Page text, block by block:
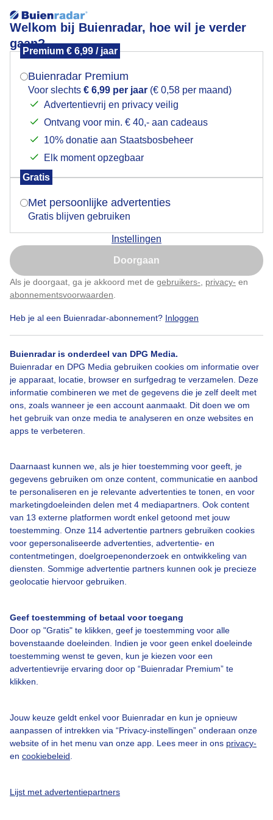
Welkom bij Buienradar, hoe wil je verder
gaan?
Premium € 6,99 / jaar
Buienradar Premium
Voor slechts € 6,99 per jaar (€ 0,58 per maand)
Advertentievrij en privacy veilig
Ontvang voor min. € 40,- aan cadeaus
10% donatie aan Staatsbosbeheer
Elk moment opzegbaar
Gratis
Met persoonlijke advertenties
Gratis blijven gebruiken
Instellingen
Doorgaan
Als je doorgaat, ga je akkoord met de gebruikers- privacy- en
abonnementsvoorwaarden
Heb je al een Buienradar-abonnement? Inloggen
Buienradar is onderdeel van DPG Media.
Buienradar en DPG Media gebruiken cookies om informatie over
je apparaat, locatie, browser en surfgedrag te verzamelen. Deze
informatie combineren we met de gegevens die je zelf deelt met
ons, zoals wanneer je een account aanmaakt. Dit doen we om
het gebruik van onze media te analyseren en onze websites en
apps te verbeteren.
Daarnaast kunnen we, als je hier toestemming voor geeft, je
gegevens gebruiken om onze content, communicatie en aanbod
te personaliseren en je relevante advertenties te tonen, en voor
marketingdoeleinden delen met 4 mediapartners. Ook content
van 13 externe platformen wordt enkel getoond met jouw
toestemming. Onze 114 advertentie partners gebruiken cookies
voor gepersonaliseerde advertenties, advertentie- en
contentmetingen, doelgroepenonderzoek en ontwikkeling van
diensten. Sommige advertentie partners kunnen ook je precieze
geolocatie hiervoor gebruiken.
Geef toestemming of betaal voor toegang
Door op "Gratis" te klikken, geef je toestemming voor alle
bovenstaande doeleinden. Indien je voor geen enkel doeleinde
toestemming wenst te geven, kun je kiezen voor een
advertentievrije ervaring door op “Buienradar Premium” te
klikken.
Jouw keuze geldt enkel voor Buienradar en kun je opnieuw
aanpassen of intrekken via “Privacy-instellingen” onderaan onze
website of in het menu van onze app. Lees meer in ons privacy-
en cookiebeleid
Lijst met advertentiepartners
Lijkt wel een schilderij van een oude Hollandse
meester
Bekijk slideshow
Een moment geduld aub...
Bedrijfsgegevens
Veelgestelde vragen
Contact
Adverteren
Cookie beleid
Mogen we je locatie gebruiken voor het
Indien je hier nog geen akkoord op hebt gegeven,
verschijnt er zo een pop-up uit je browser waarin
Is goed, toon de popup
Nu niet, misschien later
Klik hierom dit aan te passen